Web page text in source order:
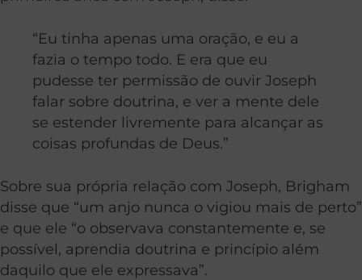
“Eu tinha apenas uma oração, e eu a
fazia o tempo todo. E era que eu
pudesse ter permissão de ouvir Joseph
falar sobre doutrina, e ver a mente dele
se estender livremente para alcançar as
coisas profundas de Deus.”
Sobre sua própria relação com Joseph, Brigham
disse que “um anjo nunca o vigiou mais de perto”
e que ele “o observava constantemente e, se
possível, aprendia doutrina e princípio além
daquilo que ele expressava”.